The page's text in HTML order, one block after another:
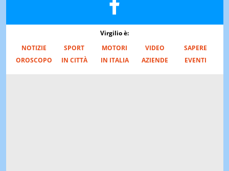
Virgilio è:
NOTIZIE
SPORT MOTORI VIDEO
SAPERE
OROSCOPO
IN CITTÀ IN ITALIA AZIENDE EVENTI